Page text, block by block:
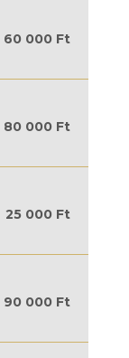
60 000 Ft
80 000 Ft
25 000 Ft
90 000 Ft